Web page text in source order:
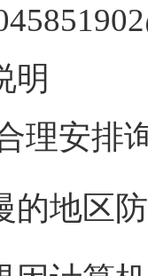
明
理安排
的地区